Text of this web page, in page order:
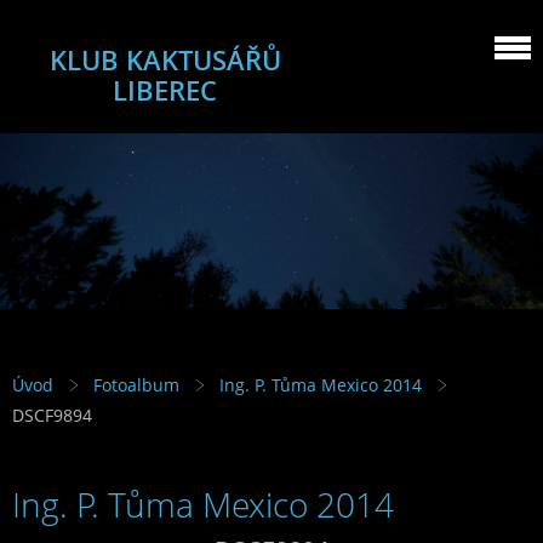
KLUB KAKTUSÁŘŮ
LIBEREC
Úvod Fotoalbum
Ing. P. Tůma Mexico 2014
DSCF9894
Ing. P. Tůma Mexico 2014